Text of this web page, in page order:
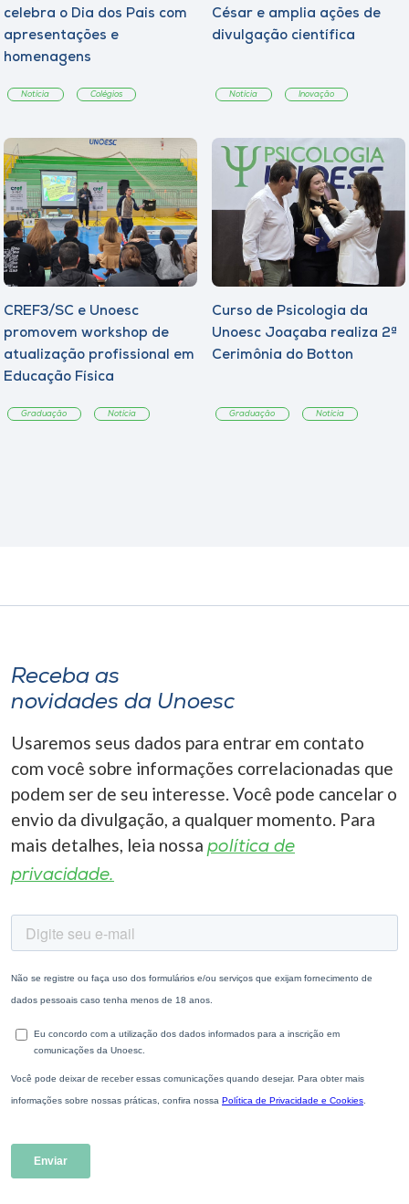
celebra o Dia dos Pais com
apresentações e
homenagens
Notícia Colégios
César e amplia ações de
divulgação científica
Notícia Inovação
CREF3/SC e Unoesc
promovem workshop de
atualização profissional em
Educação Física
Graduação Notícia
Curso de Psicologia da
Unoesc Joaçaba realiza 2ª
Cerimônia do Botton
Graduação Notícia
Receba as
novidades da Unoesc
Usaremos seus dados para entrar em contato
com você sobre informações correlacionadas que
podem ser de seu interesse. Você pode cancelar o
envio da divulgação, a qualquer momento. Para
mais detalhes, leia nossa política de
privacidade.